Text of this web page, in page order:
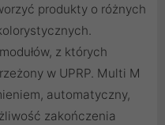
produkty o różnych
z których
w UPRP. Multi M
automatyczny,
zakończenia